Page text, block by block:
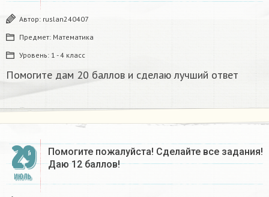
Автор: ruslan240407
Предмет: Математика
Уровень: 1 - 4 класс
Помогите дам 20 баллов и сделаю лучший ответ​
29
ИЮЛЬ
Помогите пожалуйста! Сделайте все задания!
Даю 12 баллов!